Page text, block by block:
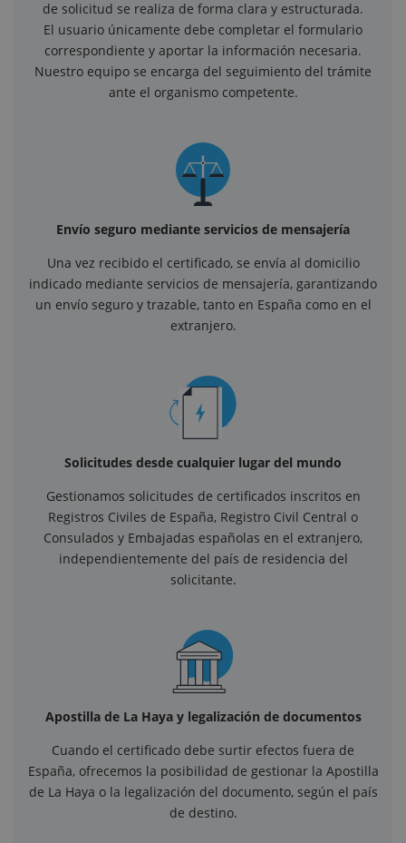
de solicitud se realiza de forma clara y estructurada.
El usuario únicamente debe completar el formulario
correspondiente y aportar la información necesaria.
Nuestro equipo se encarga del seguimiento del trámite
ante el organismo competente.
Envío seguro mediante servicios de mensajería
Una vez recibido el certificado, se envía al domicilio
indicado mediante servicios de mensajería, garantizando
un envío seguro y trazable, tanto en España como en el
extranjero.
Solicitudes desde cualquier lugar del mundo
Gestionamos solicitudes de certificados inscritos en
Registros Civiles de España, Registro Civil Central o
Consulados y Embajadas españolas en el extranjero,
independientemente del país de residencia del
solicitante.
Apostilla de La Haya y legalización de documentos
Cuando el certificado debe surtir efectos fuera de
España, ofrecemos la posibilidad de gestionar la Apostilla
de La Haya o la legalización del documento, según el país
de destino.